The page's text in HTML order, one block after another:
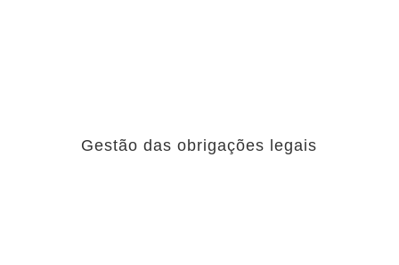
Gestão das obrigações legais